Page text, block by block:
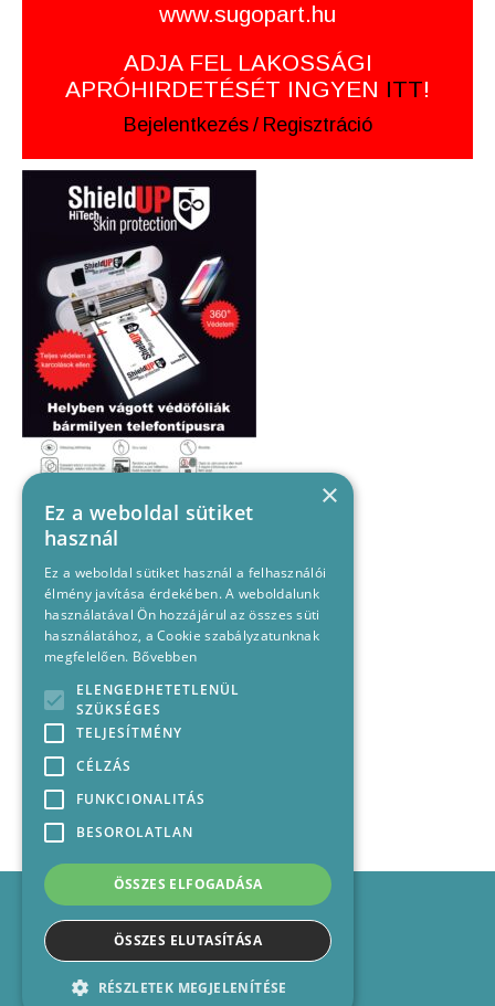
www.sugopart.hu
ADJA FEL LAKOSSÁGI
APRÓHIRDETÉSÉT INGYEN ITT!
Bejelentkezés / Regisztráció
Impresszum
Médiajánlat
Felhasználási feltételek
Kapcsolat
×
Ez a weboldal sütiket
használ
Ez a weboldal sütiket használ a felhasználói
élmény javítása érdekében. A weboldalunk
használatával Ön hozzájárul az összes süti
használatához, a Cookie szabályzatunknak
megfelelően. Bővebben
ELENGEDHETETLENÜL
SZÜKSÉGES
TELJESÍTMÉNY
CÉLZÁS
FUNKCIONALITÁS
BESOROLATLAN
ÖSSZES ELFOGADÁSA
ÖSSZES ELUTASÍTÁSA
RÉSZLETEK MEGJELENÍTÉSE